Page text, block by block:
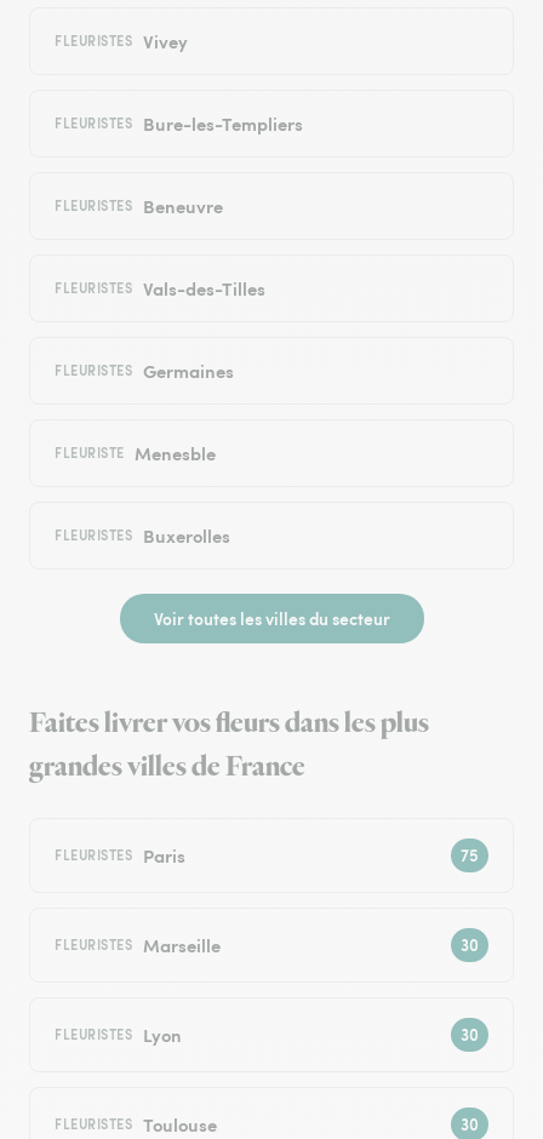
FLEURISTES Vivey
FLEURISTES Bure-les-Templiers
FLEURISTES Beneuvre
FLEURISTES Vals-des-Tilles
FLEURISTES Germaines
FLEURISTE Menesble
FLEURISTES Buxerolles
Voir toutes les villes du secteur
Faites livrer vos fleurs dans les plus
grandes villes de France
FLEURISTES Paris
FLEURISTES Marseille
FLEURISTES Lyon
FLEURISTES Toulouse